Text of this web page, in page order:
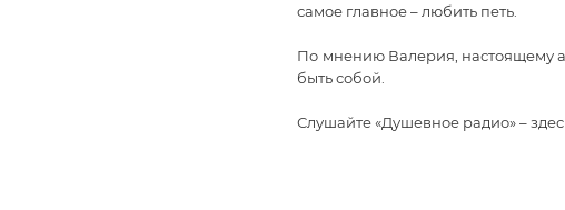
самое главное – любить петь.
По мнению Валерия, настоящему
быть собой.
Слушайте «Душевное радио» –